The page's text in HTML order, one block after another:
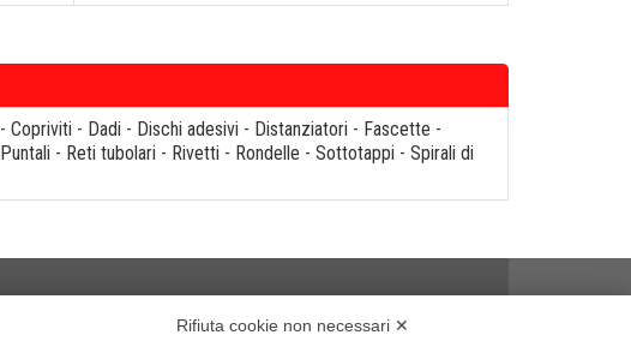
- Copriviti - Dadi - Dischi adesivi - Distanziatori - Fascette -
Puntali - Reti tubolari - Rivetti - Rondelle - Sottotappi - Spirali di
Rifiuta cookie non necessari ✕